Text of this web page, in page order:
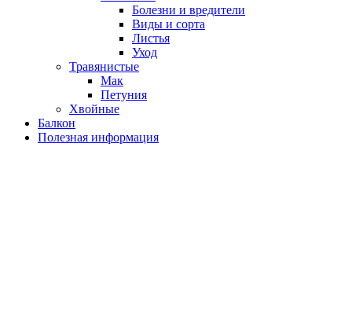
Болезни и вредители
Виды и сорта
Листья
Уход
Травянистые
Мак
Петуния
Хвойные
Балкон
Полезная информация